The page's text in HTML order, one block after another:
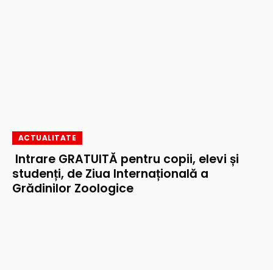
ACTUALITATE
Intrare GRATUITĂ pentru copii, elevi și
studenți, de Ziua Internațională a
Grădinilor Zoologice